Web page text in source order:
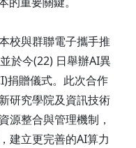
校與群聯電子攜手推
於今(22) 日舉辦AI異
捐贈儀式。此次合作
研究學院及資訊技術
源整合與管理機制，
建立更完善的AI算力